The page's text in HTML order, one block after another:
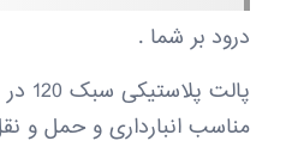
درود بر شما .
مناسب انبارداری و حمل و